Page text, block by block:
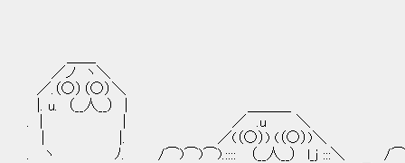
／ノ ヽ＼
／.（○）（○）＼
|. u. （__人__） | ＿＿＿
. | | ／ .u ＼
| |. ／(（○）) (（○）)＼
. ヽ ﾉ. /⌒)⌒)⌒).:::: （__人__） l_j :::＼ /